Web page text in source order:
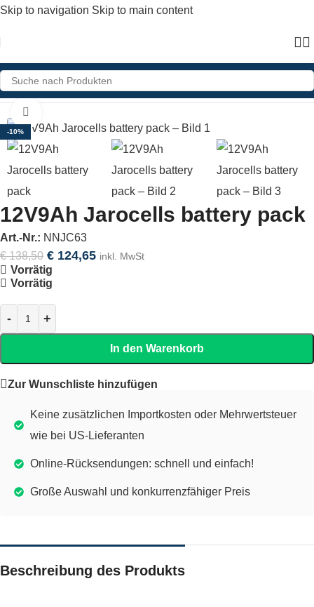
Skip to navigation Skip to main content
Home»Shop»12V9Ah Jarocells battery pack
-10%
12V9Ah Jarocells battery pack
Art.-Nr.: NNJC63
€138,50 € 124,65 inkl. MwSt
Vorrätig
Vorrätig
In den Warenkorb
Zur Wunschliste hinzufügen
Keine zusätzlichen Importkosten oder Mehrwertsteuer
wie bei US-Lieferanten
Online-Rücksendungen: schnell und einfach!
Große Auswahl und konkurrenzfähiger Preis
Beschreibung des Produkts